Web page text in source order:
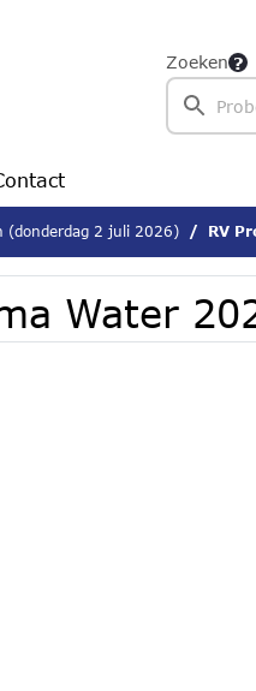
Zoeken
(donderdag 2 juli 2026) RV
Water